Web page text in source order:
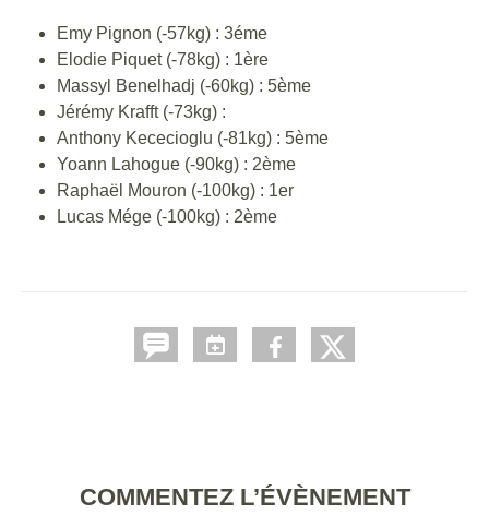
Emy Pignon (-57kg) : 3éme
Elodie Piquet (-78kg) : 1ère
Massyl Benelhadj (-60kg) : 5ème
Jérémy Krafft (-73kg) :
Anthony Kececioglu (-81kg) : 5ème
Yoann Lahogue (-90kg) : 2ème
Raphaël Mouron (-100kg) : 1er
Lucas Mége (-100kg) : 2ème
COMMENTEZ L’ÉVÈNEMENT